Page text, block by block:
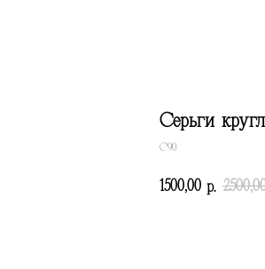
Серьги
С90
1500,00 р.